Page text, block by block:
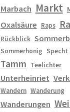
Marbach Markt
Oxalsäure Raps
Rückblick
Sommerhonig Specht
Tamm Teelichter
Unterheinriet
Wandern Wanderung
Wanderungen